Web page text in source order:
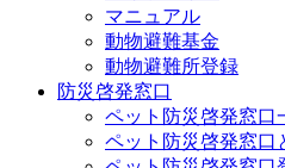
マニュアル
動物避難基金
動物避難所登録
防災啓発窓口
ペット防災啓発窓口
ペット防災啓発窓口